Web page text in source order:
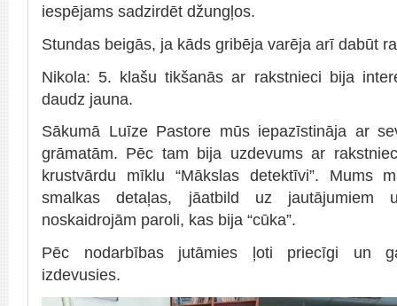
iespējams sadzirdēt džungļos.
Stundas beigās, ja kāds gribēja varēja arī dabūt
Nikola: 5. klašu tikšanās ar rakstnieci bija
daudz jauna.
Sākumā Luīze Pastore mūs iepazīstināja ar
grāmatām. Pēc tam bija uzdevums ar
krustvārdu mīklu “Mākslas detektīvi”. Mums
smalkas detaļas, jāatbild uz jautājumiem
noskaidrojām paroli, kas bija “cūka”.
Pēc nodarbības jutāmies ļoti priecīgi un
izdevusies.